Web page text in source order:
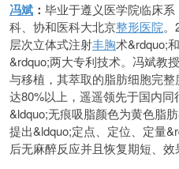
冯斌 ： 毕业于遵义医学院临床
科、协和医科大北京整形医院
层次立体式注射丰胸术&rdquo;
&rdquo;两大专利技术。冯斌教
与移植，其萃取的脂肪细胞完
达80%以上，遥遥领先于国内
&ldquo;无痕吸脂颜色为黄色脂
提出&ldquo;定点、定位、定量
后无麻醉反应并且恢复期短、效